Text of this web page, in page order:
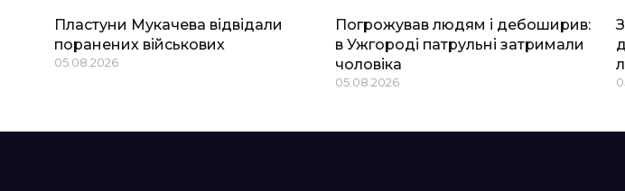
Пластуни Мукачева відвідали
поранених військових
05.08.2026
Погрожував людям і дебоширив:
в Ужгороді патрульні затримали
чоловіка
05.08.2026